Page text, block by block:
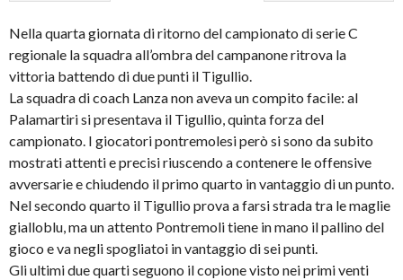
Nella quarta giornata di ritorno del campionato di serie C
regionale la squadra all’ombra del campanone ritrova la
vittoria battendo di due punti il Tigullio.
La squadra di coach Lanza non aveva un compito facile: al
Palamartiri si presentava il Tigullio, quinta forza del
campionato. I giocatori pontremolesi però si sono da subito
mostrati attenti e precisi riuscendo a contenere le offensive
avversarie e chiudendo il primo quarto in vantaggio di un punto.
Nel secondo quarto il Tigullio prova a farsi strada tra le maglie
gialloblu, ma un attento Pontremoli tiene in mano il pallino del
gioco e va negli spogliatoi in vantaggio di sei punti.
Gli ultimi due quarti seguono il copione visto nei primi venti